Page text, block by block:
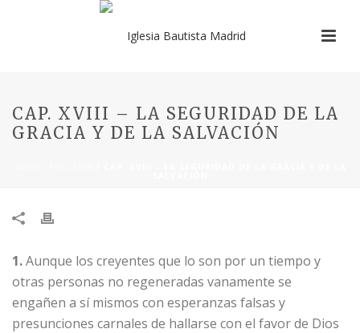
CAP. XVIII – LA SEGURIDAD DE LA
GRACIA Y DE LA SALVACIÓN
​1.Aunque los creyentes que lo son por un tiempo y
otras personas no regeneradas vanamente se
engañen a sí mismos con esperanzas falsas y
presunciones carnales de hallarse con el favor de Dios